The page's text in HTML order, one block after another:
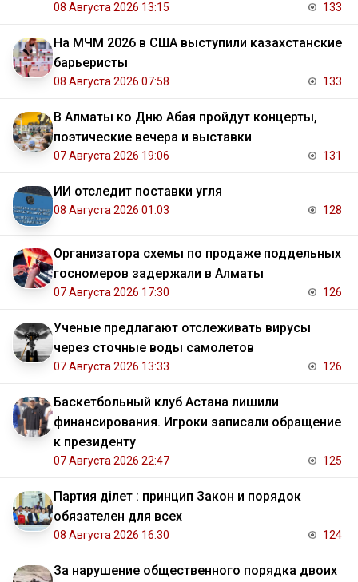
08 Августа 2026 13:15 133
На МЧМ 2026 в США выступили казахстанские
барьеристы
08 Августа 2026 07:58 133
В Алматы ко Дню Абая пройдут концерты,
поэтические вечера и выставки
07 Августа 2026 19:06 131
ИИ отследит поставки угля
08 Августа 2026 01:03 128
Организатора схемы по продаже поддельных
госномеров задержали в Алматы
07 Августа 2026 17:30 126
Ученые предлагают отслеживать вирусы
через сточные воды самолетов
07 Августа 2026 13:33 126
Баскетбольный клуб Астана лишили
финансирования. Игроки записали обращение
к президенту
07 Августа 2026 22:47 125
Партия Әділет : принцип Закон и порядок
обязателен для всех
08 Августа 2026 16:30 124
За нарушение общественного порядка двоих